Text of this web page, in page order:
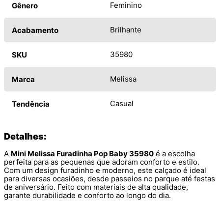
Gênero Feminino
Acabamento Brilhante
SKU 35980
Marca Melissa
Tendência Casual
Detalhes:
A Mini Melissa Furadinha Pop Baby 35980 é a escolha
perfeita para as pequenas que adoram conforto e estilo.
Com um design furadinho e moderno, este calçado é ideal
para diversas ocasiões, desde passeios no parque até festas
de aniversário. Feito com materiais de alta qualidade,
garante durabilidade e conforto ao longo do dia.